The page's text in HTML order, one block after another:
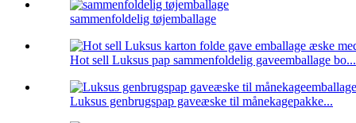
sammenfoldelig tøjemballage
Hot sell Luksus pap sammenfoldelig gaveemballage bo...
Luksus genbrugspap gaveæske til månekagepakke...